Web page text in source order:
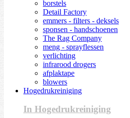
borstels
Detail Factory
emmers - filters - deksels
sponsen - handschoenen
The Rag Company
meng - sprayflessen
verlichting
infrarood drogers
afplaktape
blowers
Hogedrukreiniging
In Hogedrukreiniging